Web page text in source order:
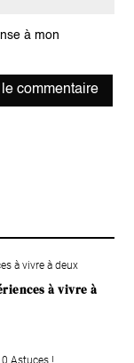
à mon
commentaire
à vivre à